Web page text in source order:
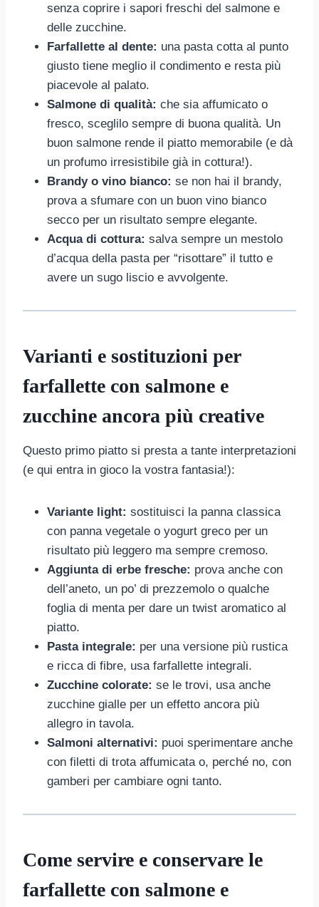
senza coprire i sapori freschi del salmone e
delle zucchine.
Farfallette al dente: una pasta cotta al punto
giusto tiene meglio il condimento e resta più
piacevole al palato.
Salmone di qualità: che sia affumicato o
fresco, sceglilo sempre di buona qualità. Un
buon salmone rende il piatto memorabile (e dà
un profumo irresistibile già in cottura!).
Brandy o vino bianco: se non hai il brandy,
prova a sfumare con un buon vino bianco
secco per un risultato sempre elegante.
Acqua di cottura: salva sempre un mestolo
d’acqua della pasta per “risottare” il tutto e
avere un sugo liscio e avvolgente.
Varianti e sostituzioni per
farfallette con salmone e
zucchine ancora più creative
Questo primo piatto si presta a tante interpretazioni
(e qui entra in gioco la vostra fantasia!):
Variante light: sostituisci la panna classica
con panna vegetale o yogurt greco per un
risultato più leggero ma sempre cremoso.
Aggiunta di erbe fresche: prova anche con
dell’aneto, un po’ di prezzemolo o qualche
foglia di menta per dare un twist aromatico al
piatto.
Pasta integrale: per una versione più rustica
e ricca di fibre, usa farfallette integrali.
Zucchine colorate: se le trovi, usa anche
zucchine gialle per un effetto ancora più
allegro in tavola.
Salmoni alternativi: puoi sperimentare anche
con filetti di trota affumicata o, perché no, con
gamberi per cambiare ogni tanto.
Come servire e conservare le
farfallette con salmone e